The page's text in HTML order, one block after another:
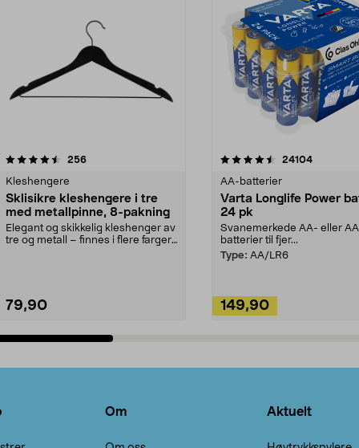
256anmeldelser
Kleshengere
Sklisikre kleshengere i tre
med metallpinne, 8-pakning
Elegant og skikkelig kleshenger av
tre og metall – finnes i flere farger.
79,90
4.5av 5 stjerner 24104
AA-batterier
Varta Longlife Power
24 pk
Svanemerkede AA- eller
batterier til fjer...
Type: AA/LR6
149,90
4.5av 5 stjerner
Om Aktuelt